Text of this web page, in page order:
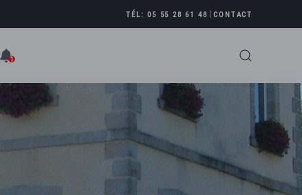
TÉL: 05 55 28 61 48 |CONTACT